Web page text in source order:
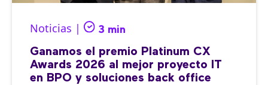
Noticias | 3 min
Ganamos el premio Platinum CX
Awards 2026 al mejor proyecto IT
en BPO y soluciones back office